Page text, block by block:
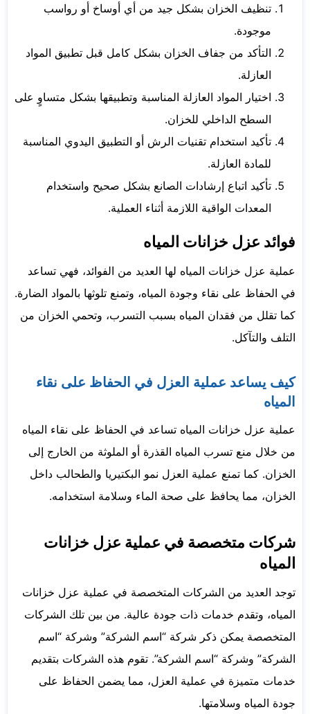
تنظيف الخزان بشكل جيد من أي أوساخ أو رواسب
موجودة.
التأكد من جفاف الخزان بشكل كامل قبل تطبيق المواد
العازلة.
اختيار المواد العازلة المناسبة وتطبيقها بشكل متساوٍ على
السطح الداخلي للخزان.
تأكيد استخدام تقنيات الرش أو التطبيق اليدوي المناسبة
للمادة العازلة.
تأكيد اتباع إرشادات الصانع بشكل صحيح واستخدام
المعدات الواقية اللازمة أثناء العملية.
فوائد عزل خزانات المياه
عملية عزل خزانات المياه لها العديد من الفوائد، فهي تساعد
في الحفاظ على نقاء وجودة المياه، وتمنع تلوثها بالمواد الضارة.
كما تقلل من فقدان المياه بسبب التسرب، وتحمي الخزان من
التلف والتآكل.
كيف يساعد عملية العزل في الحفاظ على نقاء
المياه
عملية عزل خزانات المياه تساعد في الحفاظ على نقاء المياه
من خلال منع تسرب المياه القذرة أو الملوثة من الخارج إلى
الخزان. كما تمنع عملية العزل نمو البكتيريا والطحالب داخل
الخزان، مما يحافظ على صحة الماء وسلامة استخدامه.
شركات متخصصة في عملية عزل خزانات
المياه
توجد العديد من الشركات المتخصصة في عملية عزل خزانات
المياه، وتقدم خدمات ذات جودة عالية. من بين تلك الشركات
المتخصصة يمكن ذكر شركة “اسم الشركة” وشركة “اسم
الشركة” وشركة “اسم الشركة”. تقوم هذه الشركات بتقديم
خدمات متميزة في عملية العزل، مما يضمن الحفاظ على
جودة المياه وسلامتها.